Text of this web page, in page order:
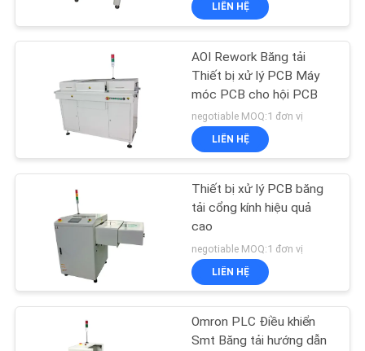
Vòi phun SMT
Bàn làm việc chống
tĩnh điện
LIÊN HỆ
AOI Rework Băng tải
Thiết bị xử lý PCB Máy
móc PCB cho hội PCB
negotiable MOQ:1 đơn vị
LIÊN HỆ
Thiết bị xử lý PCB băng
tải cổng kính hiệu quả
cao
negotiable MOQ:1 đơn vị
LIÊN HỆ
Omron PLC Điều khiển
Smt Băng tải hướng dẫn